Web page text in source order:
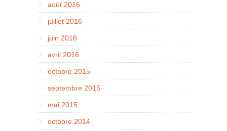
août 2016
juillet 2016
juin 2016
avril 2016
octobre 2015
septembre 2015
mai 2015
octobre 2014